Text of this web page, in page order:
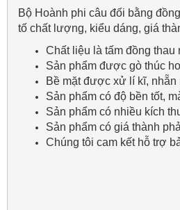
Bộ Hoành phi câu đối bằng
tố chất lượng, kiểu dáng, giá
Chất liệu là tấm đồng thau
Sản phẩm được gò thúc
Bề mặt được xử lí kĩ, nhẵn
Sản phẩm có độ bền tốt,
Sản phẩm có nhiều kích
Sản phẩm có giá thành
Chúng tôi cam kết hỗ trợ